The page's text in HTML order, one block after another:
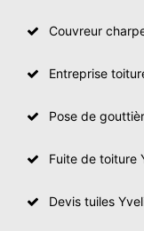
Couvreur
Entreprise
Pose de
Fuite de toiture
Devis tuiles